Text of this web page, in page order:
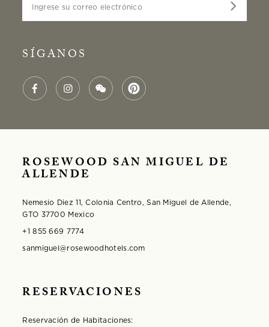
SÍGANOS
ROSEWOOD SAN MIGUEL DE
ALLENDE
Nemesio Diez 11, Colonia Centro, San Miguel de Allende,
GTO 37700 Mexico
+1 855 669 7774
sanmiguel@rosewoodhotels.com
RESERVACIONES
Reservación de Habitaciones: